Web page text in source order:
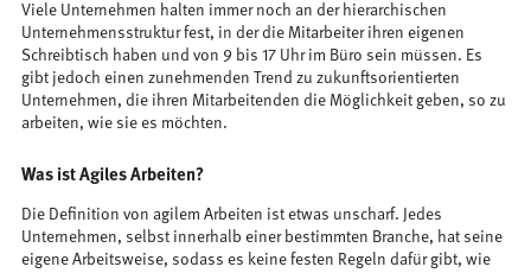
Viele Unternehmen halten immer noch an der hierarchischen
Unternehmensstruktur fest, in der die Mitarbeiter ihren eigenen
Schreibtisch haben und von 9 bis 17 Uhr im Büro sein müssen. Es
gibt jedoch einen zunehmenden Trend zu zukunftsorientierten
Unternehmen, die ihren Mitarbeitenden die Möglichkeit geben, so zu
arbeiten, wie sie es möchten.
Was ist Agiles Arbeiten?
Die Definition von agilem Arbeiten ist etwas unscharf. Jedes
Unternehmen, selbst innerhalb einer bestimmten Branche, hat seine
eigene Arbeitsweise, sodass es keine festen Regeln dafür gibt, wie